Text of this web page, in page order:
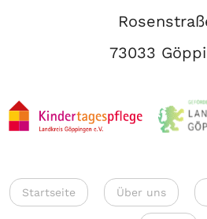
73033
Startseite Über uns